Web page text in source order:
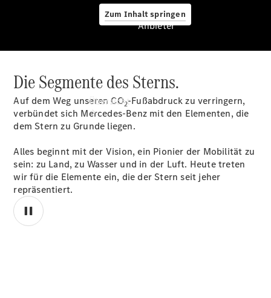
Zum Inhalt springen
Anbieter
Übersicht
Anbieter
Die Segmente des Sterns.
Auf dem Weg unseren CO2-Fußabdruck zu verringern,
verbündet sich Mercedes-Benz mit den Elementen, die
dem Stern zu Grunde liegen.
Alles beginnt mit der Vision, ein Pionier der Mobilität zu
sein: zu Land, zu Wasser und in der Luft. Heute treten
wir für die Elemente ein, die der Stern seit jeher
repräsentiert.